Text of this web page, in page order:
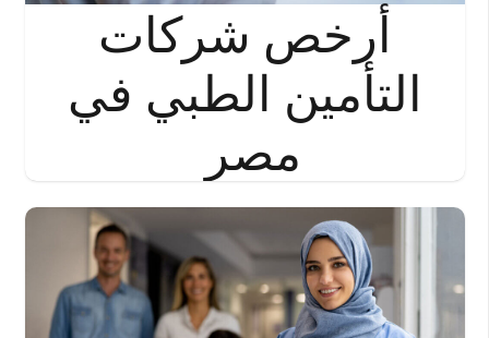
أرخص شركات
التأمين الطبي في
مصر